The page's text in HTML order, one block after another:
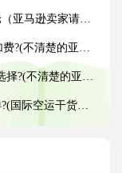
逊卖家请注意）
亚马逊卖家看过来)
亚马逊卖家看过来)
运干货知识分享)